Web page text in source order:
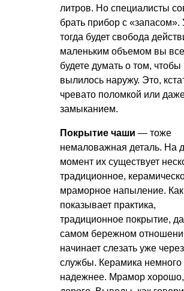
литров. Но специалисты
брать прибор с «запасом».
тогда будет свобода
маленьким объемом вы
будете думать о том, чтобы
вылилось наружу. Это,
чревато поломкой или
замыканием.
Покрытие чаши — тоже
немаловажная деталь. На
момент их существует
традиционное,
мраморное напыление. Как
показывает практика,
традиционное покрытие,
самом бережном
начинает слезать уже
службы. Керамика немного
надежнее. Мрамор